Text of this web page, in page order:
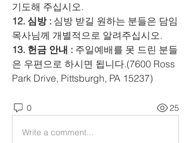
기도해 주십시오.
12. 심방 : 심방 받길 원하는 분들은 담임
목사님께 개별적으로 알려주십시오.
13. 헌금 안내 : 주일예배를 못 드린 분들
은 우편으로 하시면 됩니다.(7600 Ross
Park Drive, Pittsburgh, PA 15237)
0 25
Write a comment...